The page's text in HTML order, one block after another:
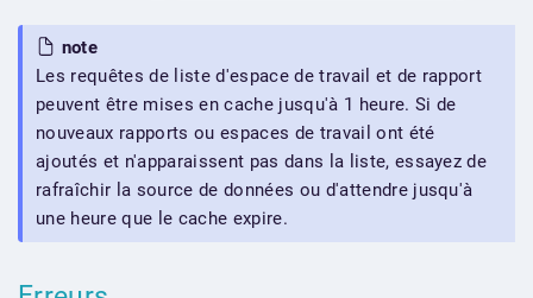
note
Les requêtes de liste d'espace de travail et de rapport
peuvent être mises en cache jusqu'à 1 heure. Si de
nouveaux rapports ou espaces de travail ont été
ajoutés et n'apparaissent pas dans la liste, essayez de
rafraîchir la source de données ou d'attendre jusqu'à
une heure que le cache expire.